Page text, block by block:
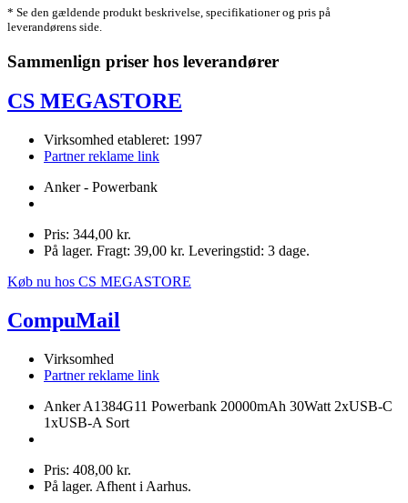
* Se den gældende produkt beskrivelse, specifikationer og pris på
leverandørens side.
Sammenlign priser hos leverandører
CS MEGASTORE
Virksomhed etableret: 1997
Partner reklame link
Anker - Powerbank
Pris: 344,00 kr.
På lager. Fragt: 39,00 kr. Leveringstid: 3 dage.
Køb nu hos CS MEGASTORE
CompuMail
Virksomhed
Partner reklame link
Anker A1384G11 Powerbank 20000mAh 30Watt 2xUSB-C
1xUSB-A Sort
Pris: 408,00 kr.
På lager. Afhent i Aarhus.